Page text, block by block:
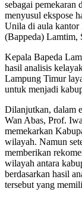
sebagai pemekaran
menyusul ekspose
Unila di aula kantor
(Bappeda) Lamtim,
Kepala Bapeda
hasil analisis
Lampung Timur
untuk menjadi
Dilanjutkan, dalam
Wan Abas, Prof.
memekarkan
wilayah. Namun
memberikan
wilayah antara
berdasarkan hasil
tersebut yang